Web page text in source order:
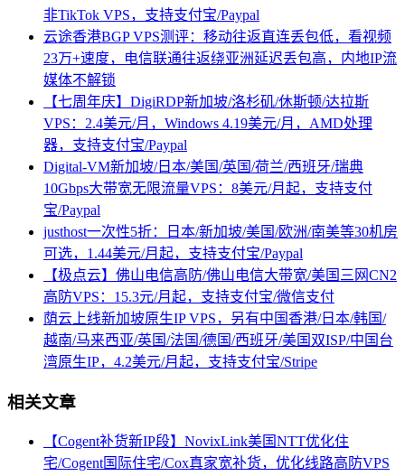
非TikTok VPS，支持支付宝/Paypal
云途香港BGP VPS测评：移动往返直连丢包低，看视频
23万+速度，电信联通往返绕亚洲延迟丢包高，内地IP流
媒体不解锁
【七周年庆】DigiRDP新加坡/洛杉矶/休斯顿/达拉斯
VPS：2.4美元/月，Windows 4.19美元/月，AMD处理
器，支持支付宝/Paypal
Digital-VM新加坡/日本/美国/英国/荷兰/西班牙/瑞典
10Gbps大带宽无限流量VPS：8美元/月起，支持支付
宝/Paypal
justhost一次性5折：日本/新加坡/美国/欧洲/南美等30机房
可选，1.44美元/月起，支持支付宝/Paypal
【极点云】佛山电信高防/佛山电信大带宽/美国三网CN2
高防VPS：15.3元/月起，支持支付宝/微信支付
荫云上线新加坡原生IP VPS，另有中国香港/日本/韩国/
越南/马来西亚/英国/法国/德国/西班牙/美国双ISP/中国台
湾原生IP，4.2美元/月起，支持支付宝/Stripe
相关文章
【Cogent补货新IP段】NovixLink美国NTT优化住
宅/Cogent国际住宅/Cox真家宽补货，优化线路高防VPS